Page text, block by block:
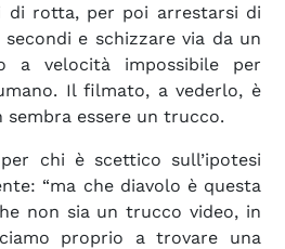
di rotta, per poi arrestarsi di
e schizzare via da un
a velocità impossibile per
Il filmato, a vederlo, è
essere un trucco.
chi è scettico sull’ipotesi
“ma che diavolo è questa
non sia un trucco video, in
proprio a trovare una